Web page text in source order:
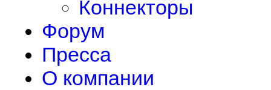
Коннекторы
Форум
Пресса
О компании